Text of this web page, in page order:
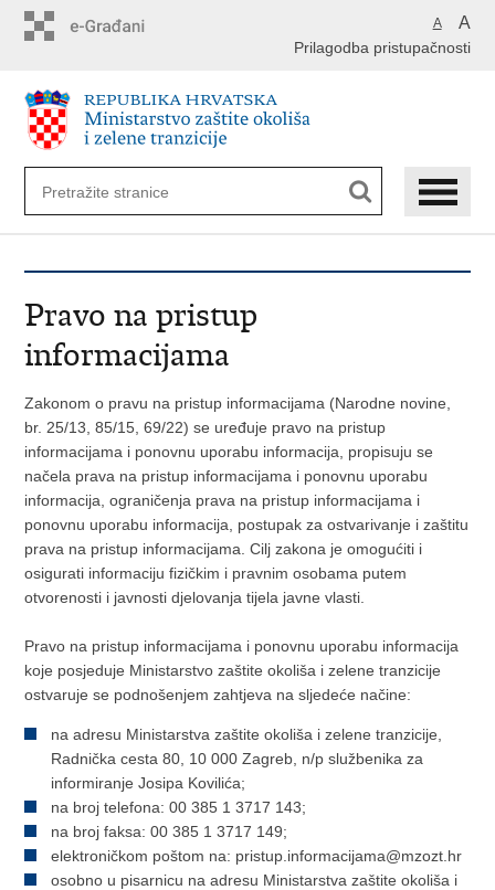
A A
Prilagodba pristupačnosti
Pravo na pristup
informacijama
Zakonom o pravu na pristup informacijama (Narodne novine,
br. 25/13, 85/15, 69/22) se uređuje pravo na pristup
informacijama i ponovnu uporabu informacija, propisuju se
načela prava na pristup informacijama i ponovnu uporabu
informacija, ograničenja prava na pristup informacijama i
ponovnu uporabu informacija, postupak za ostvarivanje i zaštitu
prava na pristup informacijama. Cilj zakona je omogućiti i
osigurati informaciju fizičkim i pravnim osobama putem
otvorenosti i javnosti djelovanja tijela javne vlasti.
Pravo na pristup informacijama i ponovnu uporabu informacija
koje posjeduje Ministarstvo zaštite okoliša i zelene tranzicije
ostvaruje se podnošenjem zahtjeva na sljedeće načine:
na adresu Ministarstva zaštite okoliša i zelene tranzicije,
Radnička cesta 80, 10 000 Zagreb, n/p službenika za
informiranje Josipa Kovilića;
na broj telefona: 00 385 1 3717 143;
na broj faksa: 00 385 1 3717 149;
elektroničkom poštom na: pristup.informacijama@mzozt.hr
osobno u pisarnicu na adresu Ministarstva zaštite okoliša i